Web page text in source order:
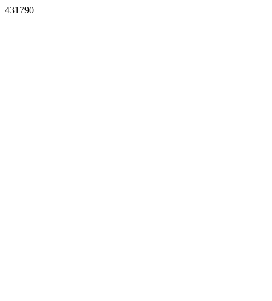
431790